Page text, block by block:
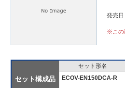
発売
※この
セット構成品
セット形名
ECOV-EN150DCA-R